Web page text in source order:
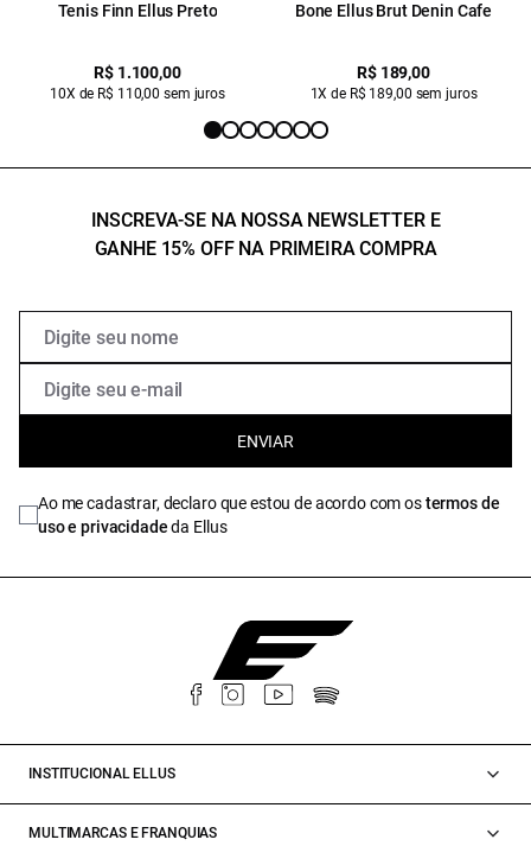
Tenis Finn Ellus Preto
R$ 1.100,00
10X de R$ 110,00 sem juros
Bone Ellus Brut Denin Cafe
R$ 189,00
1X de R$ 189,00 sem juros
INSCREVA-SE NA NOSSA NEWSLETTER E
GANHE 15% OFF NA PRIMEIRA COMPRA
ENVIAR
Ao me cadastrar, declaro que estou de acordo com ostermos de
uso e privacidadeda Ellus
INSTITUCIONAL ELLUS
MULTIMARCAS E FRANQUIAS